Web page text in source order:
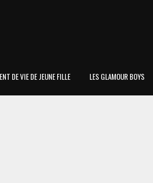
DE VIE DE JEUNE FILLE LES GLAMOUR BOYS